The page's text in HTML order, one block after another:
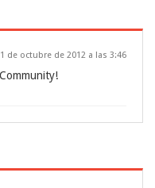
de octubre de 2012 a las 3:46